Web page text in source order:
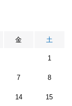
金 土
1
7 8
14 15